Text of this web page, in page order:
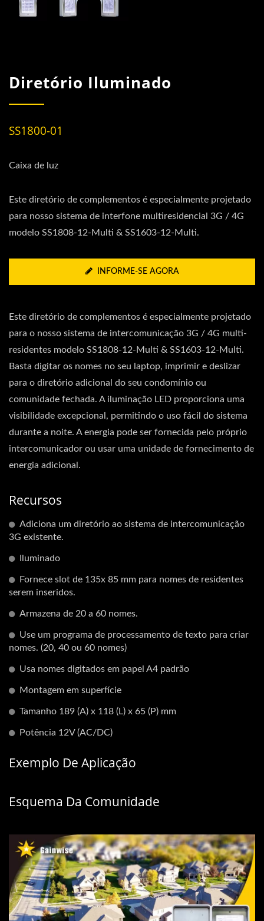
Diretório Iluminado
SS1800-01
Caixa de luz
Este diretório de complementos é especialmente projetado
para nosso sistema de interfone multiresidencial 3G / 4G
modelo SS1808-12-Multi & SS1603-12-Multi.
INFORME-SE AGORA
Este diretório de complementos é especialmente projetado
para o nosso sistema de intercomunicação 3G / 4G multi-
residentes modelo SS1808-12-Multi & SS1603-12-Multi.
Basta digitar os nomes no seu laptop, imprimir e deslizar
para o diretório adicional do seu condomínio ou
comunidade fechada. A iluminação LED proporciona uma
visibilidade excepcional, permitindo o uso fácil do sistema
durante a noite. A energia pode ser fornecida pelo próprio
intercomunicador ou usar uma unidade de fornecimento de
energia adicional.
Recursos
Adiciona um diretório ao sistema de intercomunicação
3G existente.
Iluminado
Fornece slot de 135x 85 mm para nomes de residentes
serem inseridos.
Armazena de 20 a 60 nomes.
Use um programa de processamento de texto para criar
nomes. (20, 40 ou 60 nomes)
Usa nomes digitados em papel A4 padrão
Montagem em superfície
Tamanho 189 (A) x 118 (L) x 65 (P) mm
Potência 12V (AC/DC)
Exemplo De Aplicação
Esquema Da Comunidade